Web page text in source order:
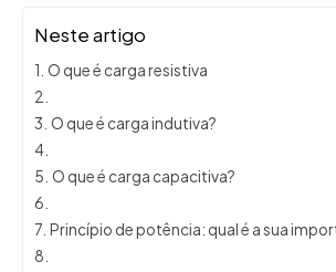
Neste artigo
O que é carga resistiva
O que é carga indutiva?
O que é carga capacitiva?
Princípio de potência: qual é a sua